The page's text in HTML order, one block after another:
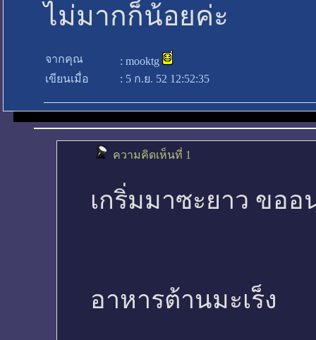
ไม่มากก็น้อยค่ะ
จากคุณ : mooktg
เขียนเมื่อ
: 5 ก.ย. 52 12:52:35
ความคิดเห็นที่ 1
เกริ่มมาซะยาว ขออ
อาหารต้านมะเร็ง